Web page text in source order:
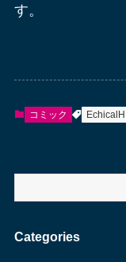
す。
コミック EchicalH
イ
内
Categories